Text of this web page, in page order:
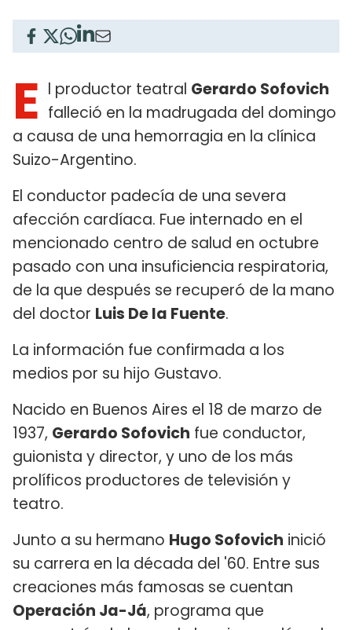
E l productor teatral Gerardo Sofovich
falleció en la madrugada del domingo
a causa de una hemorragia en la clínica
Suizo-Argentino.
El conductor padecía de una severa
afección cardíaca. Fue internado en el
mencionado centro de salud en octubre
pasado con una insuficiencia respiratoria,
de la que después se recuperó de la mano
del doctor Luis De la Fuente.
La información fue confirmada a los
medios por su hijo Gustavo.
Nacido en Buenos Aires el 18 de marzo de
1937, Gerardo Sofovich fue conductor,
guionista y director, y uno de los más
prolíficos productores de televisión y
teatro.
Junto a su hermano Hugo Sofovich inició
su carrera en la década del '60. Entre sus
creaciones más famosas se cuentan
Operación Ja-Já, programa que